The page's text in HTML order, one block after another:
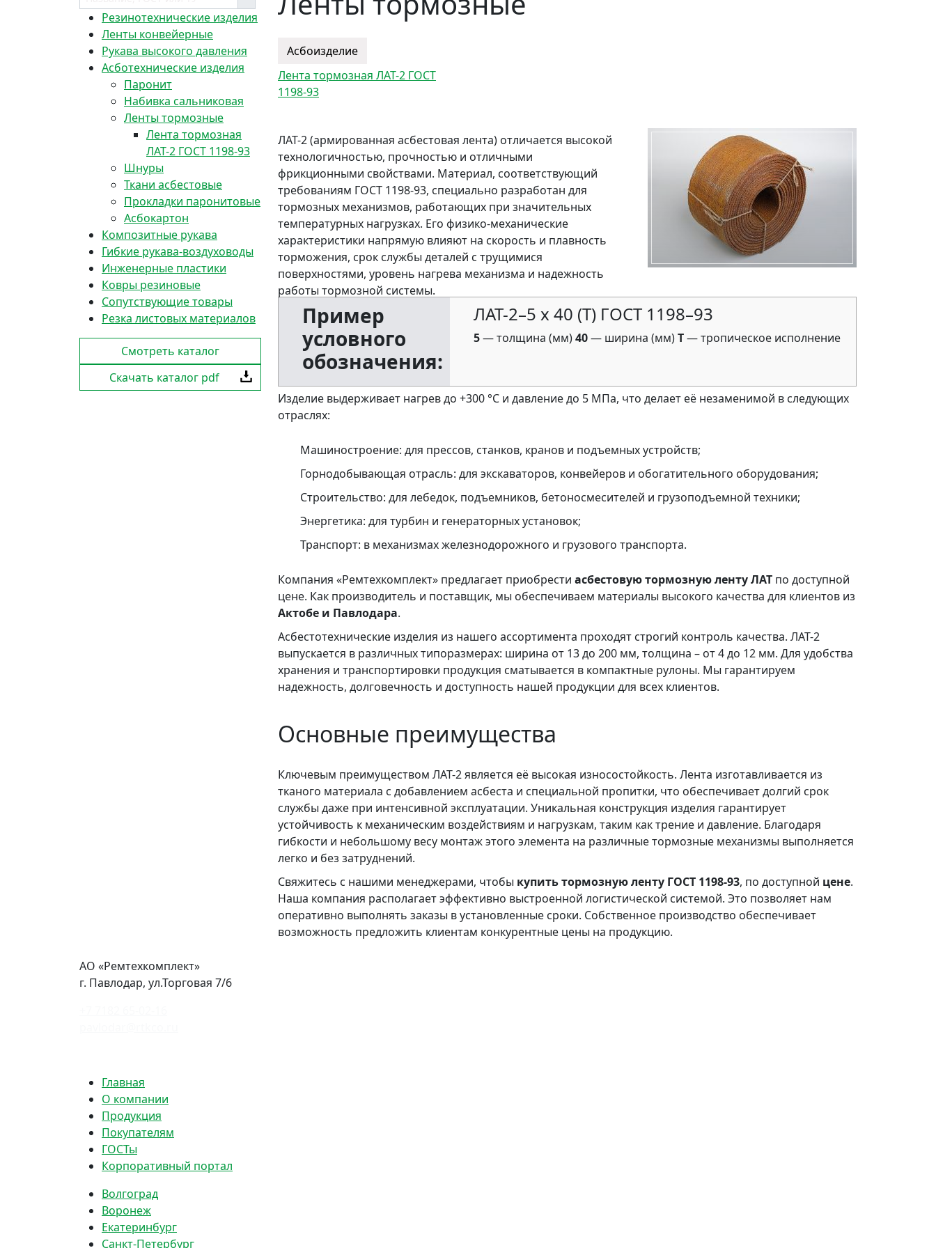
Резинотехнические изделия
Ленты конвейерные
Рукава высокого давления
Асботехнические изделия
Паронит
Набивка сальниковая
Ленты тормозные
Лента тормозная
ЛАТ-2 ГОСТ 1198-93
Шнуры
Ткани асбестовые
Прокладки паронитовые
Асбокартон
Композитные рукава
Гибкие рукава-воздуховоды
Инженерные пластики
Ковры резиновые
Сопутствующие товары
Резка листовых материалов
Смотреть каталог
Скачать каталог pdf
Асбоизделие
Лента тормозная ЛАТ-2 ГОСТ
1198-93
ЛАТ-2 (армированная асбестовая лента) отличается высокой
технологичностью, прочностью и отличными
фрикционными свойствами. Материал, соответствующий
требованиям ГОСТ 1198-93, специально разработан для
тормозных механизмов, работающих при значительных
температурных нагрузках. Его физико-механические
характеристики напрямую влияют на скорость и плавность
торможения, срок службы деталей с трущимися
поверхностями, уровень нагрева механизма и надежность
работы тормозной системы.
Пример
условного
обозначения:
ЛАТ-2–5 х 40 (Т) ГОСТ 1198–93
5— толщина (мм)40— ширина (мм)Т— тропическое исполнение
Изделие выдерживает нагрев до +300 °C и давление до 5 МПа, что делает её незаменимой в следующих
отраслях:
Машиностроение: для прессов, станков, кранов и подъемных устройств;
Горнодобывающая отрасль: для экскаваторов, конвейеров и обогатительного оборудования;
Строительство: для лебедок, подъемников, бетоносмесителей и грузоподъемной техники;
Энергетика: для турбин и генераторных установок;
Транспорт: в механизмах железнодорожного и грузового транспорта.
Компания «Ремтехкомплект» предлагает приобрести асбестовую тормозную ленту ЛАТ по доступной
цене. Как производитель и поставщик, мы обеспечиваем материалы высокого качества для клиентов из
Актобе и Павлодара.
Асбестотехнические изделия из нашего ассортимента проходят строгий контроль качества. ЛАТ-2
выпускается в различных типоразмерах: ширина от 13 до 200 мм, толщина – от 4 до 12 мм. Для удобства
хранения и транспортировки продукция сматывается в компактные рулоны. Мы гарантируем
надежность, долговечность и доступность нашей продукции для всех клиентов.
Основные преимущества
Ключевым преимуществом ЛАТ-2 является её высокая износостойкость. Лента изготавливается из
тканого материала с добавлением асбеста и специальной пропитки, что обеспечивает долгий срок
службы даже при интенсивной эксплуатации. Уникальная конструкция изделия гарантирует
устойчивость к механическим воздействиям и нагрузкам, таким как трение и давление. Благодаря
гибкости и небольшому весу монтаж этого элемента на различные тормозные механизмы выполняется
легко и без затруднений.
Свяжитесь с нашими менеджерами, чтобы купить тормозную ленту ГОСТ 1198-93, по доступной цене.
Наша компания располагает эффективно выстроенной логистической системой. Это позволяет нам
оперативно выполнять заказы в установленные сроки. Собственное производство обеспечивает
возможность предложить клиентам конкурентные цены на продукцию.
АО «Ремтехкомплект»
г. Павлодар, ул.Торговая 7/6
Главная
О компании
Продукция
Покупателям
ГОСТы
Корпоративный портал
Волгоград
Воронеж
Екатеринбург
Санкт-Петербург